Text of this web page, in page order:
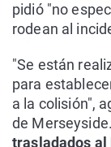
pidió "no
rodean al
"Se están
para
a la colisión",
de Merseyside.
trasladados al